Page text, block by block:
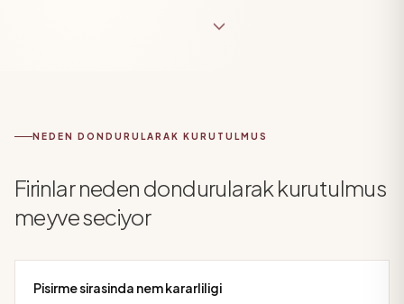
NEDEN DONDURULARAK KURUTULMUS
Firinlar neden dondurularak kurutulmus
meyve seciyor
Pisirme sirasinda nem kararliligi